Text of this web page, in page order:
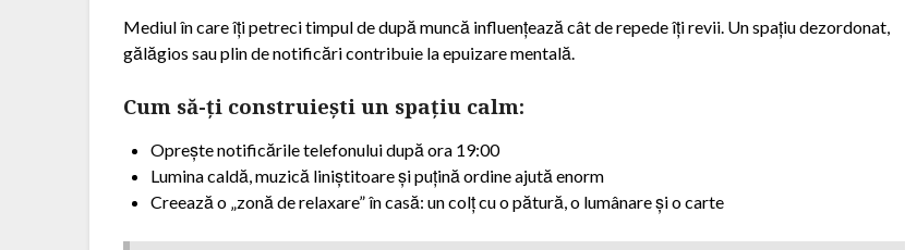
Mediul în care îți petreci timpul de după muncă influențează cât de repede îți revii. Un spațiu dezordonat,
gălăgios sau plin de notificări contribuie la epuizare mentală.
Cum să-ți construiești un spațiu calm:
Oprește notificările telefonului după ora 19:00
Lumina caldă, muzică liniștitoare și puțină ordine ajută enorm
Creează o „zonă de relaxare” în casă: un colț cu o pătură, o lumânare și o carte